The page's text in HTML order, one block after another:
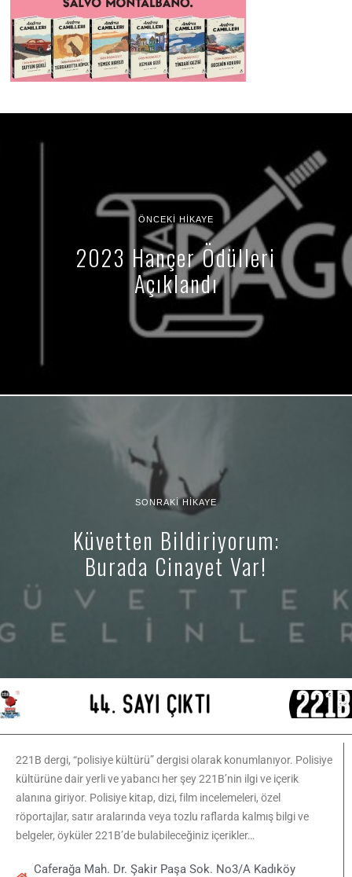
ÖNCEKI HIKAYE
2023 Hançer Ödülleri
Açıklandı
SONRAKI HIKAYE
Küvetten Bildiriyorum:
Burada Cinayet Var!
221B dergi, “polisiye kültürü” dergisi olarak konumlanıyor. Polisiye
kültürüne dair yerli ve yabancı her şey 221B’nin ilgi ve içerik
alanına giriyor. Polisiye kitap, dizi, film incelemeleri, özel
röportajlar, satır aralarında veya tozlu raflarda kalmış bilgi ve
belgeler, öyküler 221B’de bulabileceğiniz içerikler…
Caferağa Mah. Dr. Şakir Paşa Sok. No3/A Kadıköy